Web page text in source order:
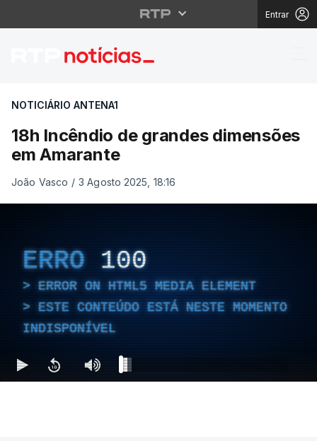
Entrar
18h Incêndio de
NOTICIÁRIO ANTENA1
18h Incêndio de grandes dimensões
em Amarante
João Vasco / 3 Agosto 2025, 18:16
ERRO 100
ERROR ON HTML5 MEDIA ELEMENT
ESTE CONTEÚDO ESTÁ NESTE MOMENTO
INDISPONÍVEL